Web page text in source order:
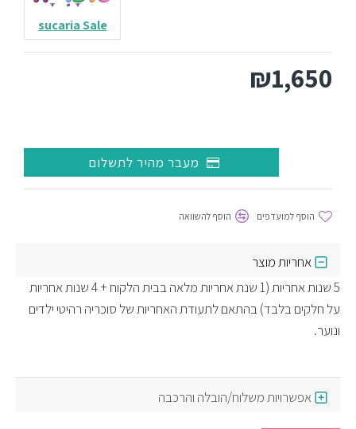
₪1,650
sucaria Sale
מעבר מהיר לתשלום
הוסף למועדפים הוסף להשוואה
אחריות מוצר
5 שנות אחריות (1 שנת אחריות מלאה בבית הלקוח + 4 שנות אחריות
על חלקים בלבד) בהתאם לתעודת האחריות של סוכריה רהיטי ילדים
ונוער.
אפשרויות משלוח/הובלה והרכבה